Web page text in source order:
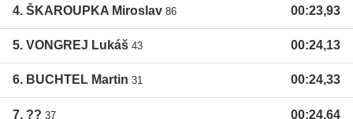
4. ŠKAROUPKA Miroslav 86 00:23,93
5. VONGREJ Lukáš 43 00:24,13
6. BUCHTEL Martin 31 00:24,33
7. ?? 37 00:24,64